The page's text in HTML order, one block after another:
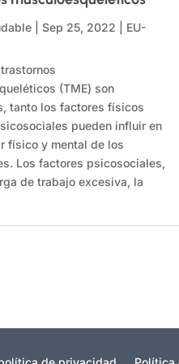
|Sep 25, 2022
EU-
(TME) son
tanto los factores físicos
pueden influir en
físico y mental de los
Los factores psicosociales,
de trabajo excesiva, la